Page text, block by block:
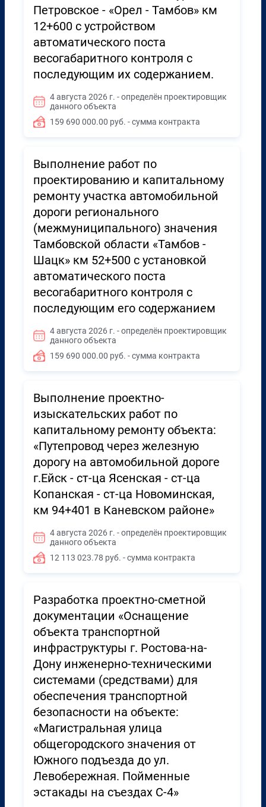
Петровское - «Орел - Тамбов» км
12+600 с устройством
автоматического поста
весогабаритного контроля с
последующим их содержанием.
4 августа 2026 г. - определён проектировщик
данного объекта
159 690 000.00 руб. - сумма контракта
Выполнение работ по
проектированию и капитальному
ремонту участка автомобильной
дороги регионального
(межмуниципального) значения
Тамбовской области «Тамбов -
Шацк» км 52+500 с установкой
автоматического поста
весогабаритного контроля с
последующим его содержанием
4 августа 2026 г. - определён проектировщик
данного объекта
159 690 000.00 руб. - сумма контракта
Выполнение проектно-
изыскательских работ по
капитальному ремонту объекта:
«Путепровод через железную
дорогу на автомобильной дороге
г.Ейск - ст-ца Ясенская - ст-ца
Копанская - ст-ца Новоминская,
км 94+401 в Каневском районе»
4 августа 2026 г. - определён проектировщик
данного объекта
12 113 023.78 руб. - сумма контракта
Разработка проектно-сметной
документации «Оснащение
объекта транспортной
инфраструктуры г. Ростова-на-
Дону инженерно-техническими
системами (средствами) для
обеспечения транспортной
безопасности на объекте:
«Магистральная улица
общегородского значения от
Южного подъезда до ул.
Левобережная. Пойменные
эстакады на съездах С-4»